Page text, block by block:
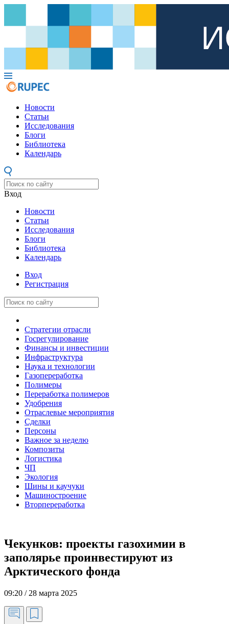
Новости
Статьи
Исследования
Блоги
Библиотека
Календарь
Вход
Новости
Статьи
Исследования
Блоги
Библиотека
Календарь
Вход
Регистрация
Стратегии отрасли
Госрегулирование
Финансы и инвестиции
Инфраструктура
Наука и технологии
Газопереработка
Полимеры
Переработка полимеров
Удобрения
Отраслевые мероприятия
Сделки
Персоны
Важное за неделю
Композиты
Логистика
ЧП
Экология
Шины и каучуки
Машиностроение
Вторпереработка
Чекунков: проекты газохимии в
заполярье проинвестируют из
Арктического фонда
09:20 / 28 марта 2025